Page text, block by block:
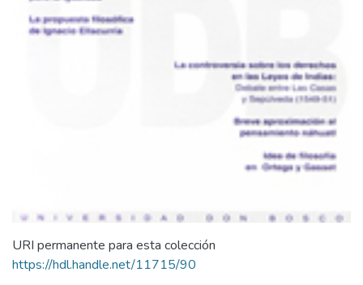
URI permanente para esta colección
https://hdl.handle.net/11715/90